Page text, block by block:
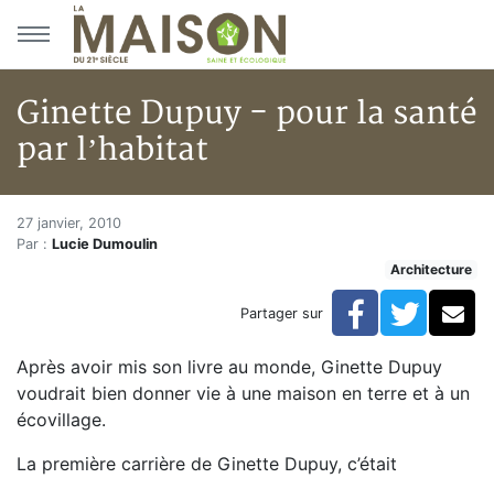
Aller au menu principal
Aller au contenu principal
Ginette Dupuy - pour la santé
par l’habitat
Accueil
Articles
Ginette Dupuy - pour la santé par l’habitat
Ginette Dupuy - pour la santé
27 janvier, 2010
Par : Lucie Dumoulin
Architecture
Partager sur Facebook
Après avoir mis son livre au monde, Ginette Dupuy
voudrait bien donner vie à une maison en terre et à un
écovillage.
La première carrière de Ginette Dupuy, c’était